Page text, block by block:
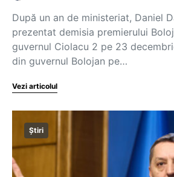
După un an de ministeriat, Daniel
prezentat demisia premierului
guvernul Ciolacu 2 pe 23
din guvernul Bolojan pe…
Vezi articolul
Știri